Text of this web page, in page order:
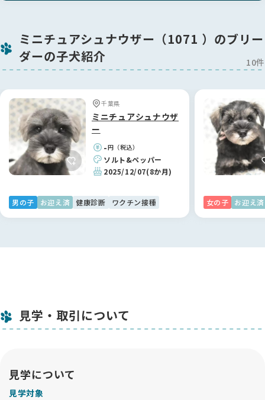
ミニチュアシュナウザー（1071 ）のブリー
ダーの子犬紹介
10件
千葉県
ミニチュアシュナウザ
ー
-円（税込）
ソルト&ペッパー
2025/12/07(8か月)
男の子 お迎え済 健康診断 ワクチン接種 女の子 お迎え済
見学・取引について
見学について
見学対象